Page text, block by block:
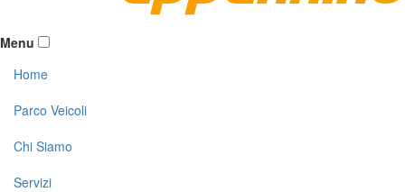
Menu
Home
Parco Veicoli
Chi Siamo
Servizi